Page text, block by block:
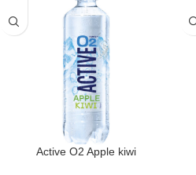
Active O2 Apple kiwi